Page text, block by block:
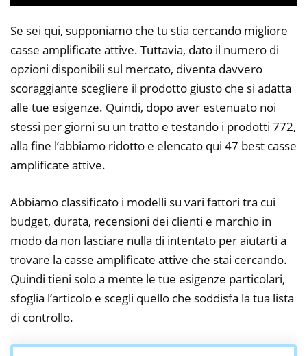
Se sei qui, supponiamo che tu stia cercando migliore
casse amplificate attive. Tuttavia, dato il numero di
opzioni disponibili sul mercato, diventa davvero
scoraggiante scegliere il prodotto giusto che si adatta
alle tue esigenze. Quindi, dopo aver estenuato noi
stessi per giorni su un tratto e testando i prodotti 772,
alla fine l’abbiamo ridotto e elencato qui 47 best casse
amplificate attive.
Abbiamo classificato i modelli su vari fattori tra cui
budget, durata, recensioni dei clienti e marchio in
modo da non lasciare nulla di intentato per aiutarti a
trovare la casse amplificate attive che stai cercando.
Quindi tieni solo a mente le tue esigenze particolari,
sfoglia l’articolo e scegli quello che soddisfa la tua lista
di controllo.